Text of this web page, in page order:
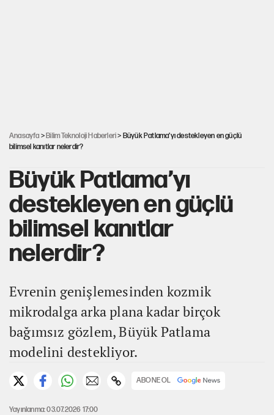
Anasayfa >Bilim Teknoloji Haberleri> Büyük Patlama’yı destekleyen en güçlü
bilimsel kanıtlar nelerdir?
Büyük Patlama’yı
destekleyen en güçlü
bilimsel kanıtlar
nelerdir?
Evrenin genişlemesinden kozmik
mikrodalga arka plana kadar birçok
bağımsız gözlem, Büyük Patlama
modelini destekliyor.
ABONE OL
Yayınlanma: 03.07.2026 17:00